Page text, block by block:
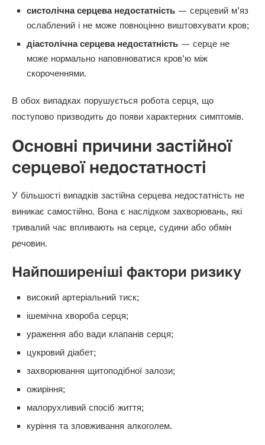
систолічна серцева недостатність — серцевий м’яз
ослаблений і не може повноцінно виштовхувати кров;
діастолічна серцева недостатність — серце не
може нормально наповнюватися кров’ю між
скороченнями.
В обох випадках порушується робота серця, що
поступово призводить до появи характерних симптомів.
Основні причини застійної
серцевої недостатності
У більшості випадків застійна серцева недостатність не
виникає самостійно. Вона є наслідком захворювань, які
тривалий час впливають на серце, судини або обмін
речовин.
Найпоширеніші фактори ризику
високий артеріальний тиск;
ішемічна хвороба серця;
ураження або вади клапанів серця;
цукровий діабет;
захворювання щитоподібної залози;
ожиріння;
малорухливий спосіб життя;
куріння та зловживання алкоголем.